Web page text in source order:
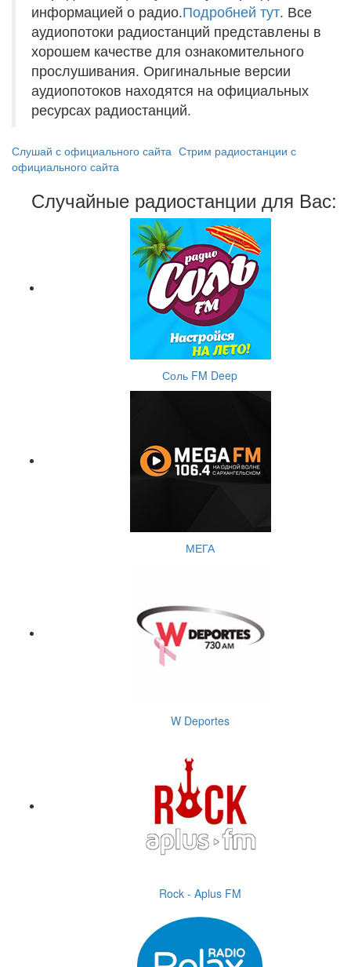
информацией о радио.Подробней тут. Все
аудиопотоки радиостанций представлены в
хорошем качестве для ознакомительного
прослушивания. Оригинальные версии
аудиопотоков находятся на официальных
ресурсах радиостанций.
Слушай с официального сайта Стрим радиостанции с
официального сайта
Случайные радиостанции для Вас:
Соль FM Deep
МЕГА
W Deportes
Rock - Aplus FM